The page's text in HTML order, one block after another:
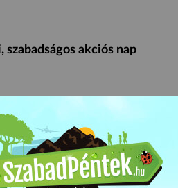
szabadságos akciós nap
az a SzabadPéntek?